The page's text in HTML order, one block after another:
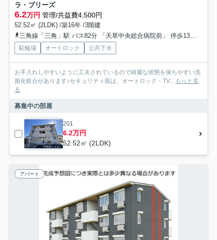
ラ・ブリーズ
6.2万円 管理/共益費4,500円
52.52㎡ (2LDK) /築16年 /3階建
三角線「三角」駅 バス82分 「天草中央総合病院前」 停歩13分
駐輪場 オートロック 公共下水
お手入れしやすいように工夫されているので綺麗な状態を保ちやすい洗
面化粧台があります♪セキュリティ面は、オートロック・TV... もっと見
る
募集中の部屋
201
6.2万円
52.52㎡ (2LDK)
アパート